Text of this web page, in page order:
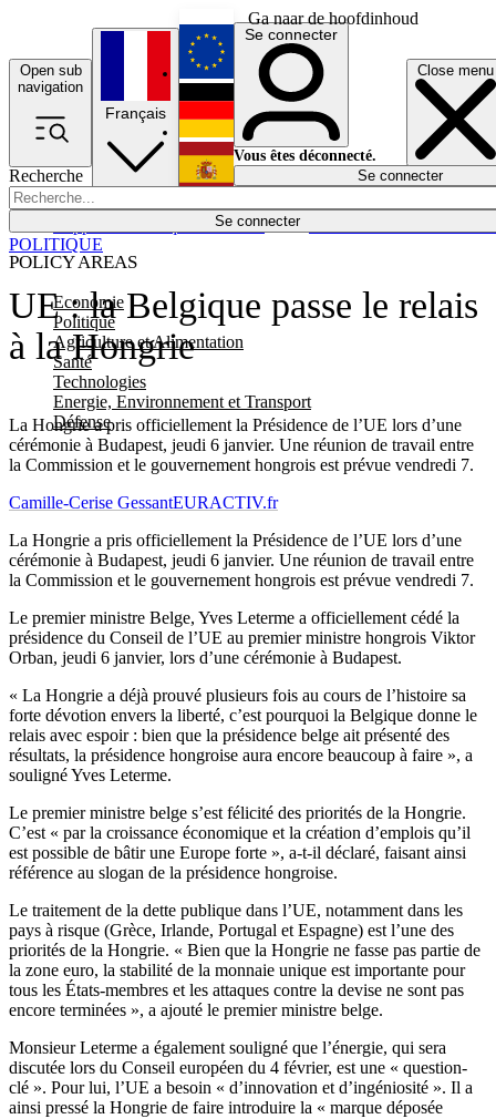
Ga naar de hoofdinhoud
Open sub
navigation
Close menu
Recherche
Se connecter
POLICY AREAS
Economie
Politique
Agriculture et Alimentation
Santé
Technologies
Energie, Environnement et Transport
Défense
Économie
Français
English
Deutsch
Español
Se connecter
Vous êtes déconnecté.
Se connecter
UE : la Belgique passe le relais
à la Hongrie
La Hongrie a pris officiellement la Présidence de l’UE lors d’une
cérémonie à Budapest, jeudi 6 janvier. Une réunion de travail entre
la Commission et le gouvernement hongrois est prévue vendredi 7.
POLITIQUE
Camille-Cerise GessantEURACTIV.fr
La Hongrie a pris officiellement la Présidence de l’UE lors d’une
cérémonie à Budapest, jeudi 6 janvier. Une réunion de travail entre
la Commission et le gouvernement hongrois est prévue vendredi 7.
Le premier ministre Belge, Yves Leterme a officiellement cédé la
présidence du Conseil de l’UE au premier ministre hongrois Viktor
Orban, jeudi 6 janvier, lors d’une cérémonie à Budapest.
« La Hongrie a déjà prouvé plusieurs fois au cours de l’histoire sa
forte dévotion envers la liberté, c’est pourquoi la Belgique donne le
relais avec espoir : bien que la présidence belge ait présenté des
résultats, la présidence hongroise aura encore beaucoup à faire », a
souligné Yves Leterme.
Le premier ministre belge s’est félicité des priorités de la Hongrie.
C’est « par la croissance économique et la création d’emplois qu’il
est possible de bâtir une Europe forte », a-t-il déclaré, faisant ainsi
référence au slogan de la présidence hongroise.
Le traitement de la dette publique dans l’UE, notamment dans les
pays à risque (Grèce, Irlande, Portugal et Espagne) est l’une des
priorités de la Hongrie. « Bien que la Hongrie ne fasse pas partie de
la zone euro, la stabilité de la monnaie unique est importante pour
tous les États-membres et les attaques contre la devise ne sont pas
encore terminées », a ajouté le premier ministre belge.
Monsieur Leterme a également souligné que l’énergie, qui sera
discutée lors du Conseil européen du 4 février, est une « question-
clé ». Pour lui, l’UE a besoin « d’innovation et d’ingéniosité ». Il a
ainsi pressé la Hongrie de faire introduire la « marque déposée